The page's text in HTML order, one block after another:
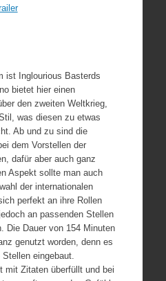
ist Inglourious Basterds
bietet hier einen
den zweiten Weltkrieg,
was diesen zu etwas
Ab und zu sind die
dem Vorstellen der
dafür aber auch ganz
Aspekt sollte man auch
der internationalen
perfekt an ihre Rollen
an passenden Stellen
Die Dauer von 154 Minuten
genutzt worden, denn es
eingebaut.
mit Zitaten überfüllt und bei